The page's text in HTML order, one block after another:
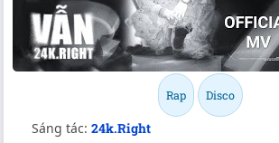
Rap Disco
Sáng tác: 24k.Right